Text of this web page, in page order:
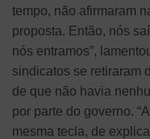
tempo, não afirmaram
proposta. Então, nós
nós entramos”,
sindicatos se retiraram
de que não havia
por parte do governo.
mesma tecla, de